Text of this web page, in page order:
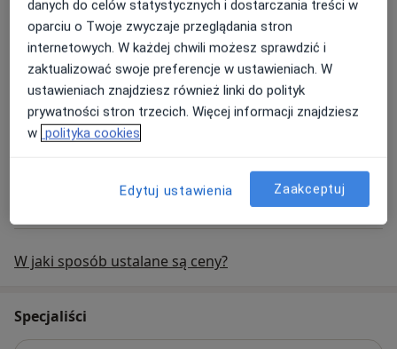
Dzieci w tym wieku na badanie zgłaszają się bez
przygotowania.
USG jąder
150 zł
SzczegółyUSG jąder
USG jamy brzusznej dzieci
W jaki sposób ustalane są ceny?
Specjaliści
danych do celów statystycznych i dostarczania treści w
oparciu o Twoje zwyczaje przeglądania stron
internetowych. W każdej chwili możesz sprawdzić i
zaktualizować swoje preferencje w ustawieniach. W
ustawieniach znajdziesz również linki do polityk
prywatności stron trzecich. Więcej informacji znajdziesz
w polityka cookies
Edytuj ustawienia Zaakceptuj